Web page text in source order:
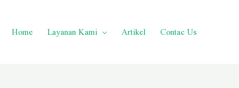
Home Layanan Kami Artikel Contac Us